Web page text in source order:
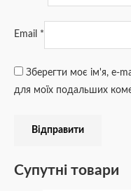
Email *
Зберегти моє ім'я, e-
для моїх подальших
Супутні товари